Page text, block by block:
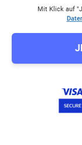
Mit Klick auf